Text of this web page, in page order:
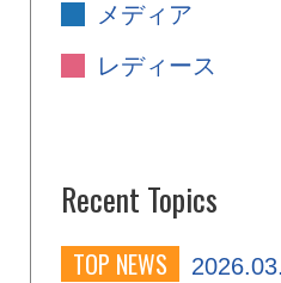
メディア
レディース
Recent Topics
TOP NEWS